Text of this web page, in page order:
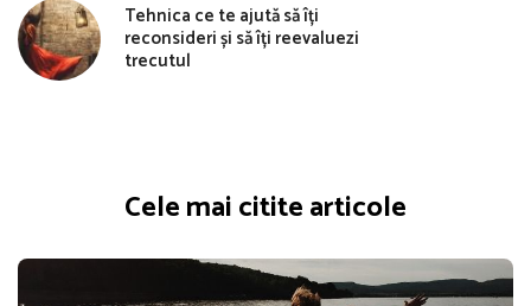
Tehnica ce te ajută să îți
reconsideri și să îți reevaluezi
trecutul
Cele mai citite articole